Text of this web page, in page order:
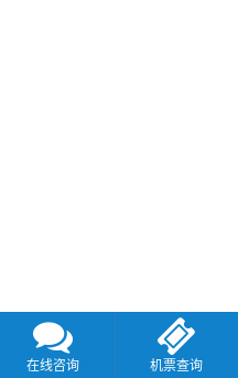
在线咨询 机票查询